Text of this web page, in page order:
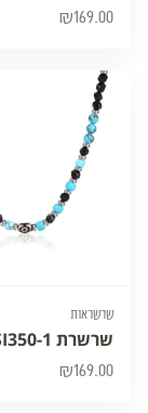
₪169.00
שרשראות
שרשרת ESI350-1
₪169.00